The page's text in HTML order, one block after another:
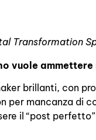
Transformation
vuole
brillanti, con
per mancanza di
il “post